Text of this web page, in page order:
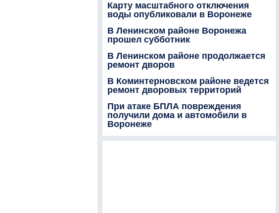
Карту масштабного отключения
воды опубликовали в Воронеже
В Ленинском районе Воронежа
прошел субботник
В Ленинском районе продолжается
ремонт дворов
В Коминтерновском районе ведется
ремонт дворовых территорий
При атаке БПЛА повреждения
получили дома и автомобили в
Воронеже